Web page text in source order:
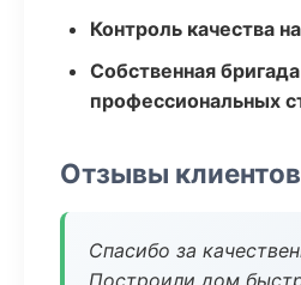
Контроль качества
Собственная бригада
профессиональных
Отзывы клиентов
Спасибо за
Построили дом